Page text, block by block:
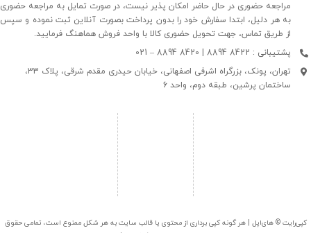
مراجعه حضوری در حال حاضر امکان پذیر نیست، در صورت تمایل به مراجعه حضوری
به هر دلیل، ابتدا سفارش خود را بدون پرداخت بصورت آنلاین ثبت نموده و سپس
از طریق تماس، جهت تحویل حضوری کالا با واحد فروش هماهنگ فرمایید.
پشتیبانی : 8422 8894 | 8420 8894 – 021
تهران، پونک، بزرگراه اشرفی اصفهانی، خیابان حیدری مقدم شرقی، پلاک 33،
ساختمان پرشین، طبقه دوم، واحد 6
کپی‌رایت © های‌اپل | هر گونه کپی برداری از محتوی یا قالب سایت به هر شکل ممنوع است، تمامی حقوق